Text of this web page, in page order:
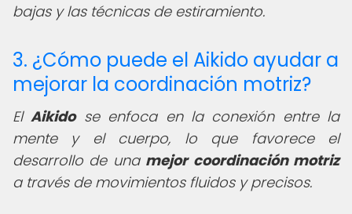
bajas y las técnicas de estiramiento.
3. ¿Cómo puede el Aikido ayudar a
mejorar la coordinación motriz?
ElAikidose enfoca en la conexión entre la
mente y el cuerpo, lo que favorece el
desarrollo de una mejor coordinación motriz
a través de movimientos fluidos y precisos.